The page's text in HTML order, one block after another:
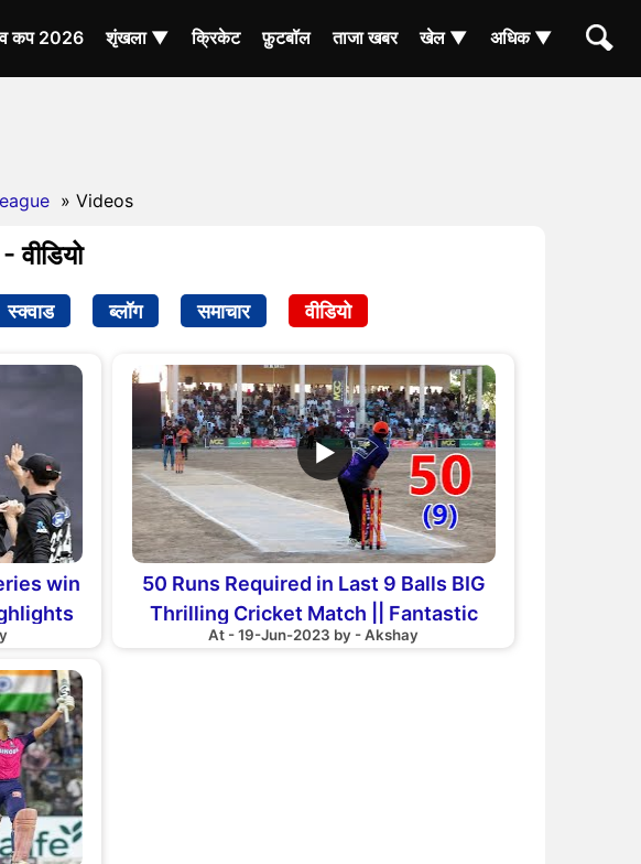
कप 2026 शृंखला ▼ क्रिकेट फ़ुटबॉल ताजा खबर खेल ▼ अधिक ▼
» Videos
स्क्वाड ब्लॉग समाचार वीडियो
win
▶
50 Runs Required in Last 9 Balls BIG
Thrilling Cricket Match || Fantastic
Performance Young Talent
At - 19-Jun-2023 by - Akshay